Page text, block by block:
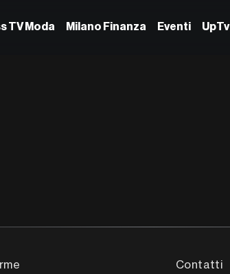
TV Moda Milano Finanza Eventi UpTv
Contatti